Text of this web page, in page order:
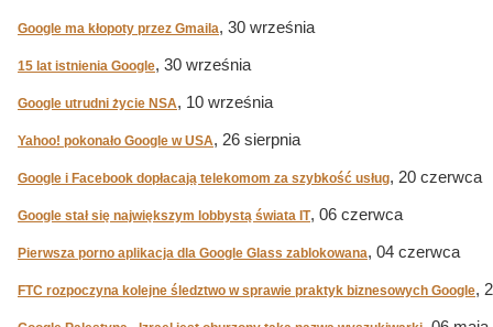
Google ma kłopoty przez Gmaila, 30 września
15 lat istnienia Google, 30 września
Google utrudni życie NSA, 10 września
Yahoo! pokonało Google w USA, 26 sierpnia
Google i Facebook dopłacają telekomom za szybkość usług, 20 czerwca
Google stał się największym lobbystą świata IT, 06 czerwca
Pierwsza porno aplikacja dla Google Glass zablokowana, 04 czerwca
FTC rozpoczyna kolejne śledztwo w sprawie praktyk biznesowych Google,